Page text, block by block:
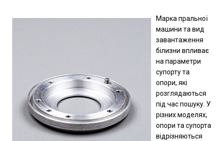
Марка пральної
машини та вид
завантаження
білизни впливає
на параметри
супорту та
опори, які
розглядаються
під час пошуку. У
різних моделях,
опори та супорта
відрізняються